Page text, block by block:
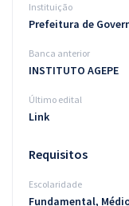
BlogInstituição
Prefeitura de
Banca anterior
INSTITUTO AGEPE
Último edital
Link
Requisitos
Escolaridade
Fundamental,